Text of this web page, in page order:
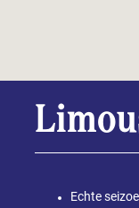
Echte